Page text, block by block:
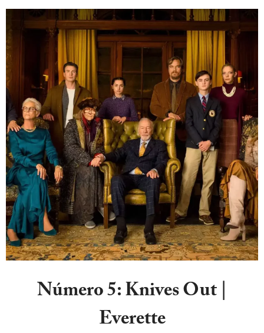
Número 5: Knives Out |
Everette